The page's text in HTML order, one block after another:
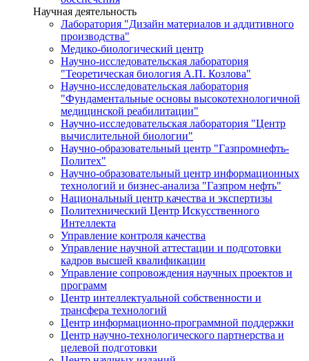
Научная деятельность
Лаборатория "Дизайн материалов и аддитивного
производства"
Медико-биологический центр
Научно-исследовательская лаборатория
"Теоретическая биология А.П. Козлова"
Научно-исследовательская лаборатория
"Фундаментальные основы высокотехнологичной
медицинской реабилитации"
Научно-исследовательская лаборатория "Центр
вычислительной биологии"
Научно-образовательный центр "Газпромнефть-
Политех"
Научно-образовательный центр информационных
технологий и бизнес-анализа "Газпром нефть"
Национальный центр качества и экспертизы
Политехнический Центр Искусственного
Интеллекта
Управление контроля качества
Управление научной аттестации и подготовки
кадров высшей квалификации
Управление сопровождения научных проектов и
программ
Центр интеллектуальной собственности и
трансфера технологий
Центр информационно-программной поддержки
Центр научно-технологического партнерства и
целевой подготовки